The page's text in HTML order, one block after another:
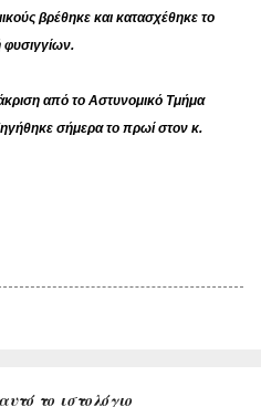
βρέθηκε και κατασχέθηκε το
φυσιγγίων.
από το Αστυνομικό Τμήμα
σήμερα το πρωί στον κ.
το ιστολόγιο